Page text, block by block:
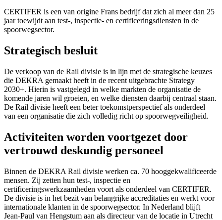
CERTIFER is een van origine Frans bedrijf dat zich al meer dan 25
jaar toewijdt aan test-, inspectie- en certificeringsdiensten in de
spoorwegsector.
Strategisch besluit
De verkoop van de Rail divisie is in lijn met de strategische keuzes
die DEKRA gemaakt heeft in de recent uitgebrachte Strategy
2030+. Hierin is vastgelegd in welke markten de organisatie de
komende jaren wil groeien, en welke diensten daarbij centraal staan.
De Rail divisie heeft een beter toekomstperspectief als onderdeel
van een organisatie die zich volledig richt op spoorwegveiligheid.
Activiteiten worden voortgezet door
vertrouwd deskundig personeel
Binnen de DEKRA Rail divisie werken ca. 70 hooggekwalificeerde
mensen. Zij zetten hun test-, inspectie en
certificeringswerkzaamheden voort als onderdeel van CERTIFER.
De divisie is in het bezit van belangrijke accreditaties en werkt voor
internationale klanten in de spoorwegsector. In Nederland blijft
Jean-Paul van Hengstum aan als directeur van de locatie in Utrecht